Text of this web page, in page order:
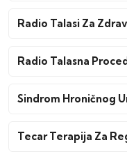
Radio Talasi Za
Radio Talasna
Sindrom Hroničnog
Tecar Terapija Za